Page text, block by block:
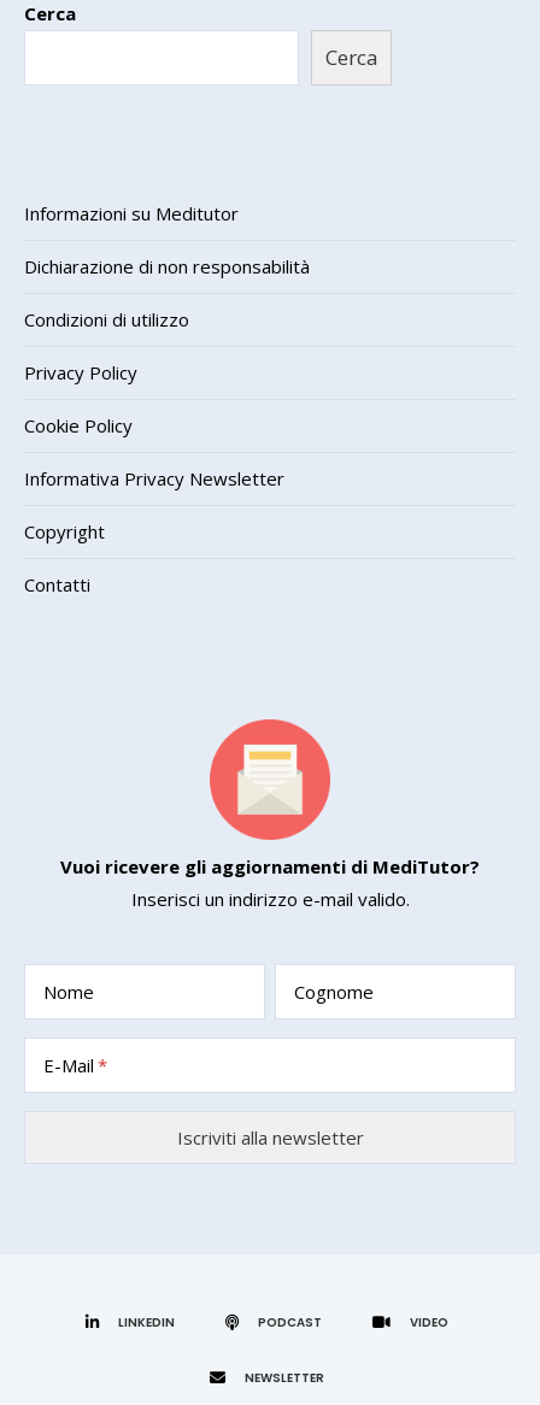
Cerca
Cerca
Informazioni su Meditutor
Dichiarazione di non responsabilità
Condizioni di utilizzo
Privacy Policy
Cookie Policy
Informativa Privacy Newsletter
Copyright
Contatti
Vuoi ricevere gli aggiornamenti di MediTutor?
Inserisci un indirizzo e-mail valido.
Nome Cognome
E-Mail
LINKEDIN